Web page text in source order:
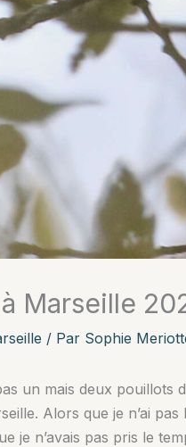
Marseille
/ Par Sophie
un mais deux
Alors que je n’ai
je n’avais pas pris le